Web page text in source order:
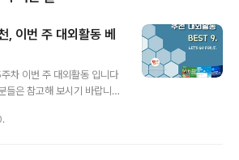
이번 주 대외활동 베
차 이번 주 대외활동 입니다
은 참고해 보시기 바랍니
보 모집✔ AI로 엑셀 분석 &